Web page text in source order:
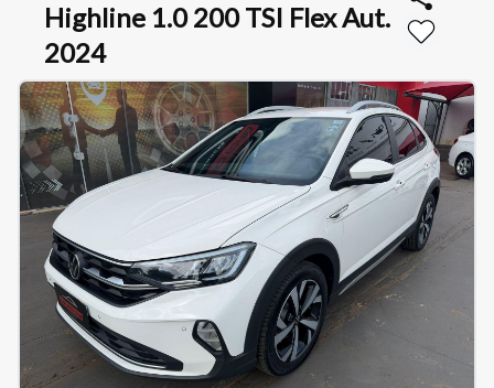
Highline 1.0 200 TSI Flex Aut.
2024